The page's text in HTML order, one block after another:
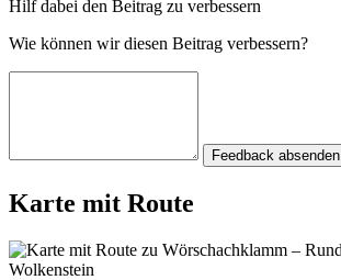
Hilf dabei den Beitrag zu verbessern
Wie können wir diesen Beitrag verbessern?
Feedback absenden
Karte mit Route